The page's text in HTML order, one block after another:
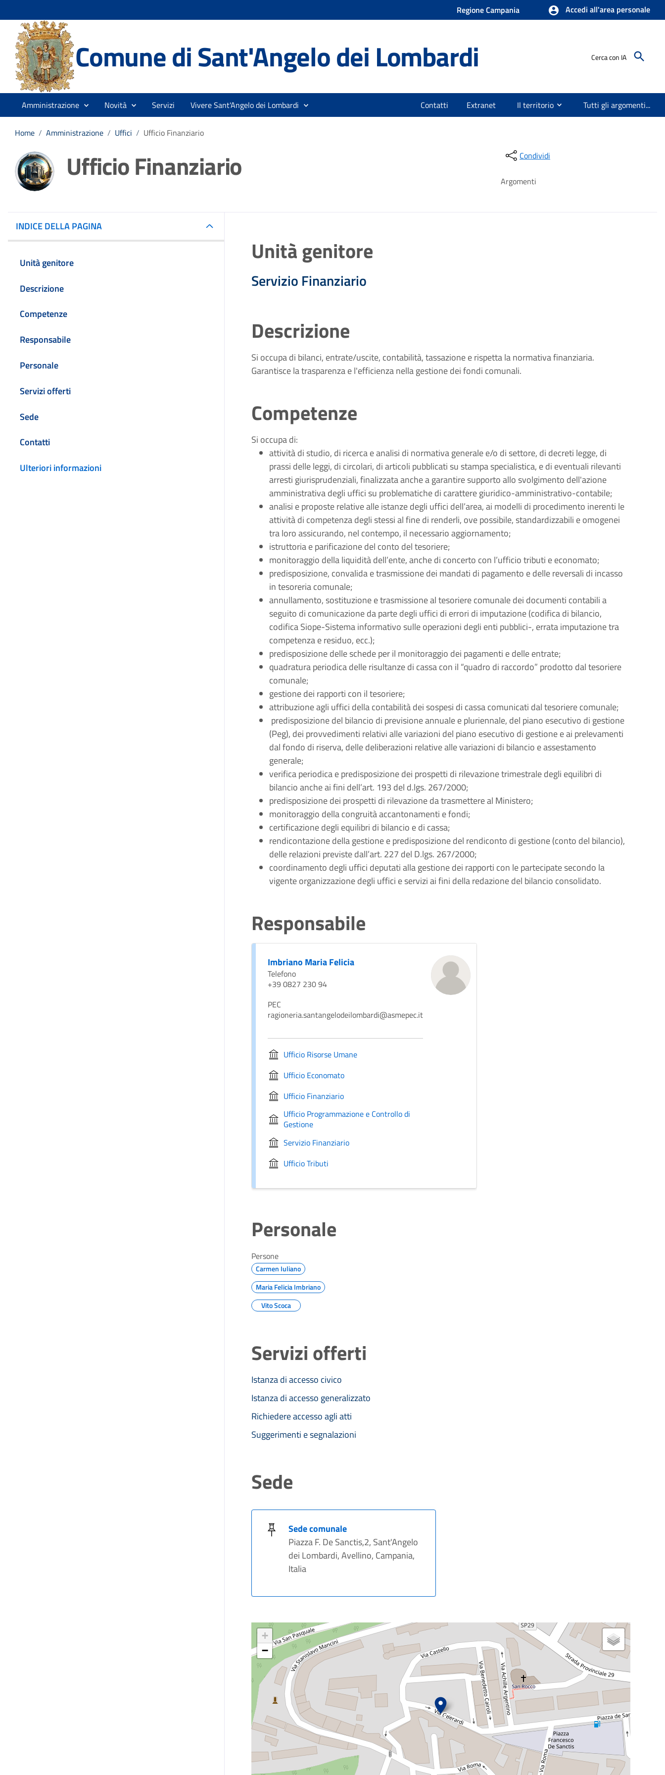
Regione Campania Accedi all'area personale
Comune di Sant'Angelo dei Lombardi Cerca con IA
Amministrazione Novità Servizi Vivere Sant'Angelo dei Lombardi Contatti Extranet Il territorio Tutti gli argomenti...
Home / Amministrazione / Uffici / Ufficio Finanziario
Ufficio Finanziario Condividi
Argomenti
INDICE DELLA PAGINA
Unità genitore
Descrizione
Competenze
Responsabile
Personale
Servizi offerti
Sede
Contatti
Ulteriori informazioni
Unità genitore
Servizio Finanziario
Descrizione
Si occupa di bilanci, entrate/uscite, contabilità, tassazione e rispetta la normativa finanziaria.
Garantisce la trasparenza e l'efficienza nella gestione dei fondi comunali.
Competenze
Si occupa di:
attività di studio, di ricerca e analisi di normativa generale e/o di settore, di decreti legge, di
prassi delle leggi, di circolari, di articoli pubblicati su stampa specialistica, e di eventuali rilevanti
arresti giurisprudenziali, finalizzata anche a garantire supporto allo svolgimento dell'azione
amministrativa degli uffici su problematiche di carattere giuridico-amministrativo-contabile;
analisi e proposte relative alle istanze degli uffici dell’area, ai modelli di procedimento inerenti le
attività di competenza degli stessi al fine di renderli, ove possibile, standardizzabili e omogenei
tra loro assicurando, nel contempo, il necessario aggiornamento;
istruttoria e parificazione del conto del tesoriere;
monitoraggio della liquidità dell’ente, anche di concerto con l’ufficio tributi e economato;
predisposizione, convalida e trasmissione dei mandati di pagamento e delle reversali di incasso
in tesoreria comunale;
annullamento, sostituzione e trasmissione al tesoriere comunale dei documenti contabili a
seguito di comunicazione da parte degli uffici di errori di imputazione (codifica di bilancio,
codifica Siope-Sistema informativo sulle operazioni degli enti pubblici-, errata imputazione tra
competenza e residuo, ecc.);
predisposizione delle schede per il monitoraggio dei pagamenti e delle entrate;
quadratura periodica delle risultanze di cassa con il “quadro di raccordo” prodotto dal tesoriere
comunale;
gestione dei rapporti con il tesoriere;
attribuzione agli uffici della contabilità dei sospesi di cassa comunicati dal tesoriere comunale;
predisposizione del bilancio di previsione annuale e pluriennale, del piano esecutivo di gestione
(Peg), dei provvedimenti relativi alle variazioni del piano esecutivo di gestione e ai prelevamenti
dal fondo di riserva, delle deliberazioni relative alle variazioni di bilancio e assestamento
generale;
verifica periodica e predisposizione dei prospetti di rilevazione trimestrale degli equilibri di
bilancio anche ai fini dell’art. 193 del d.lgs. 267/2000;
predisposizione dei prospetti di rilevazione da trasmettere al Ministero;
monitoraggio della congruità accantonamenti e fondi;
certificazione degli equilibri di bilancio e di cassa;
rendicontazione della gestione e predisposizione del rendiconto di gestione (conto del bilancio),
delle relazioni previste dall’art. 227 del D.lgs. 267/2000;
coordinamento degli uffici deputati alla gestione dei rapporti con le partecipate secondo la
vigente organizzazione degli uffici e servizi ai fini della redazione del bilancio consolidato.
Responsabile
Imbriano Maria Felicia
Telefono
+39 0827 230 94
PEC
ragioneria.santangelodeilombardi@asmepec.it
Ufficio Risorse Umane
Ufficio Economato
Ufficio Finanziario
Ufficio Programmazione e Controllo di
Gestione
Servizio Finanziario
Ufficio Tributi
Personale
Persone
Carmen Iuliano
Maria Felicia Imbriano
Vito Scoca
Servizi offerti
Istanza di accesso civico
Istanza di accesso generalizzato
Richiedere accesso agli atti
Suggerimenti e segnalazioni
Sede
Sede comunale
Piazza F. De Sanctis,2, Sant'Angelo
dei Lombardi, Avellino, Campania,
Italia
+
−